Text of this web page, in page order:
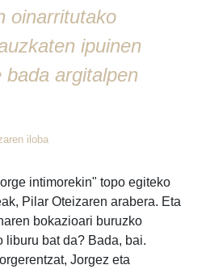
oinarritutako
ipuinen
argitalpen
iloba
intimorekin" topo egiteko
Pilar Oteizaren arabera. Eta
bokazioari buruzko
liburu bat da? Bada, bai.
Jorgez eta